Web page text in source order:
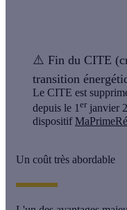
⚠️ Fin du CITE
transition
Le CITE est
depuis le 1er janvier
dispositif
Un coût très abordable